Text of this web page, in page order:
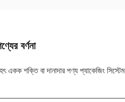
বর্ণনা
একক শক্তি বা দানাদার পণ্য প্যাকেজিং সিস্টেম